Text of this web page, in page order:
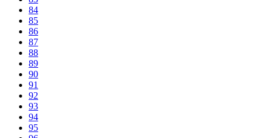
84
85
86
87
88
89
90
91
92
93
94
95